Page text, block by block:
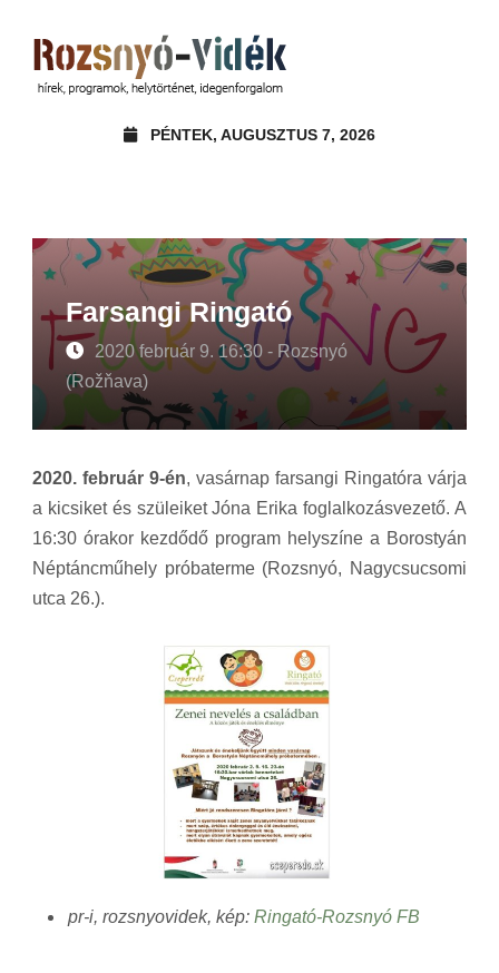
PÉNTEK, AUGUSZTUS 7, 2026
Farsangi Ringató
2020 február 9. 16:30 - Rozsnyó
(Rožňava)
2020. február 9-én, vasárnap farsangi Ringatóra várja
a kicsiket és szüleiket Jóna Erika foglalkozásvezető. A
16:30 órakor kezdődő program helyszíne a Borostyán
Néptáncműhely próbaterme (Rozsnyó, Nagycsucsomi
utca 26.).
pr-i, rozsnyovidek, kép: Ringató-Rozsnyó FB